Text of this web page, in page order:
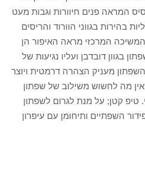
המראה פנים חיוורות וגבות מעט
בהירות בגווני הוורוד והריסים
המרכזי מראה האיפור הן
בגוון דובדבן ועליו נגיעות של
מעניק הצהרה דרמטית ויוצר
מה לחשוש משילוב של שפתון
טיפ קטן; על מנת לגרום לשפתון
השפתיים ותיחומן עם עיפרון